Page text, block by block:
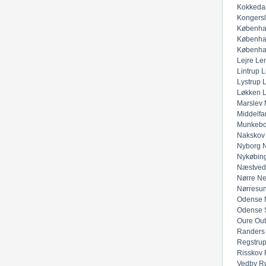
Lejre
Lintrup
Lystrup
Løkken
Marslev
Nakskov
Nyborg
Næstved
Nørre
Odense
Odense
Oure
Randers
Regstrup
Risskov
Vedby